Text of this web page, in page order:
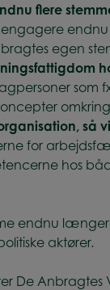
flere
egen
som
så
for
hos
endnu
aktører.
De Anbragtes